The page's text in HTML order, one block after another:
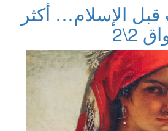
الإسلام… أكثر